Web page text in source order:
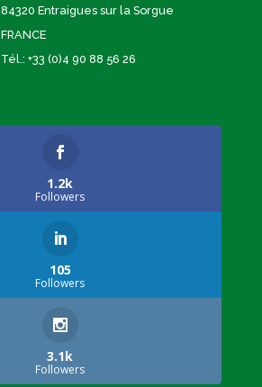
84320 Entraigues sur la Sorgue
FRANCE
Tél.: +33 (0)4 90 88 56 26
1.2k
Followers
105
Followers
3.1k
Followers